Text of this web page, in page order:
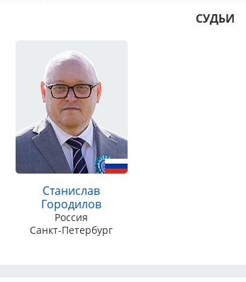
Регистраторы:
Наталья Николаевна: 8-962-919-56-18
Елена, Светлана: 8-916-338-05-42
Телефон клуба:+79772782878 или
e-mail: lider-prestig@yandex.ru
СУДЬИ
Станислав
Городилов
Россия
Санкт-Петербург